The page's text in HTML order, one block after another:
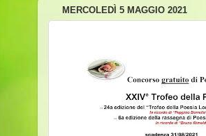
MERCOLEDÌ 5 MAGGIO 2021